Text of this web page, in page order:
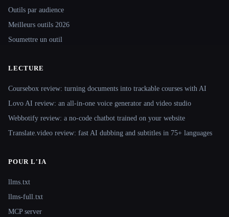
Outils par audience
Meilleurs outils 2026
Soumettre un outil
LECTURE
Coursebox review: turning documents into trackable courses with AI
Lovo AI review: an all-in-one voice generator and video studio
Webbotify review: a no-code chatbot trained on your website
Translate.video review: fast AI dubbing and subtitles in 75+ languages
POUR L'IA
llms.txt
llms-full.txt
MCP server